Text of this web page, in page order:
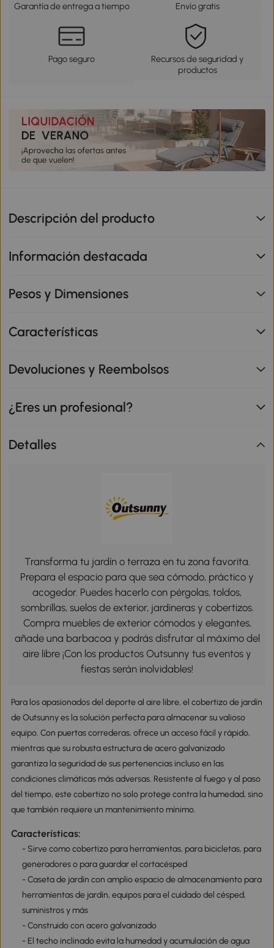
Garantía de entrega a tiempo Envío gratis
Pago seguro
Recursos de seguridad y
productos
Descripción del producto
Información destacada
Pesos y Dimensiones
Características
Devoluciones y Reembolsos
¿Eres un profesional?
Detalles
Transforma tu jardín o terraza en tu zona favorita.
Prepara el espacio para que sea cómodo, práctico y
acogedor. Puedes hacerlo con pérgolas, toldos,
sombrillas, suelos de exterior, jardineras y cobertizos.
Compra muebles de exterior cómodos y elegantes,
añade una barbacoa y podrás disfrutar al máximo del
aire libre ¡Con los productos Outsunny tus eventos y
fiestas serán inolvidables!
Para los apasionados del deporte al aire libre, el cobertizo de jardín
de Outsunny es la solución perfecta para almacenar su valioso
equipo. Con puertas correderas, ofrece un acceso fácil y rápido,
mientras que su robusta estructura de acero galvanizado
garantiza la seguridad de sus pertenencias incluso en las
condiciones climáticas más adversas. Resistente al fuego y al paso
del tiempo, este cobertizo no solo protege contra la humedad, sino
que también requiere un mantenimiento mínimo.
Características:
- Sirve como cobertizo para herramientas, para bicicletas, para
generadores o para guardar el cortacésped
- Caseta de jardín con amplio espacio de almacenamiento para
herramientas de jardín, equipos para el cuidado del césped,
suministros y más
- Construido con acero galvanizado
- El techo inclinado evita la humedad y acumulación de agua